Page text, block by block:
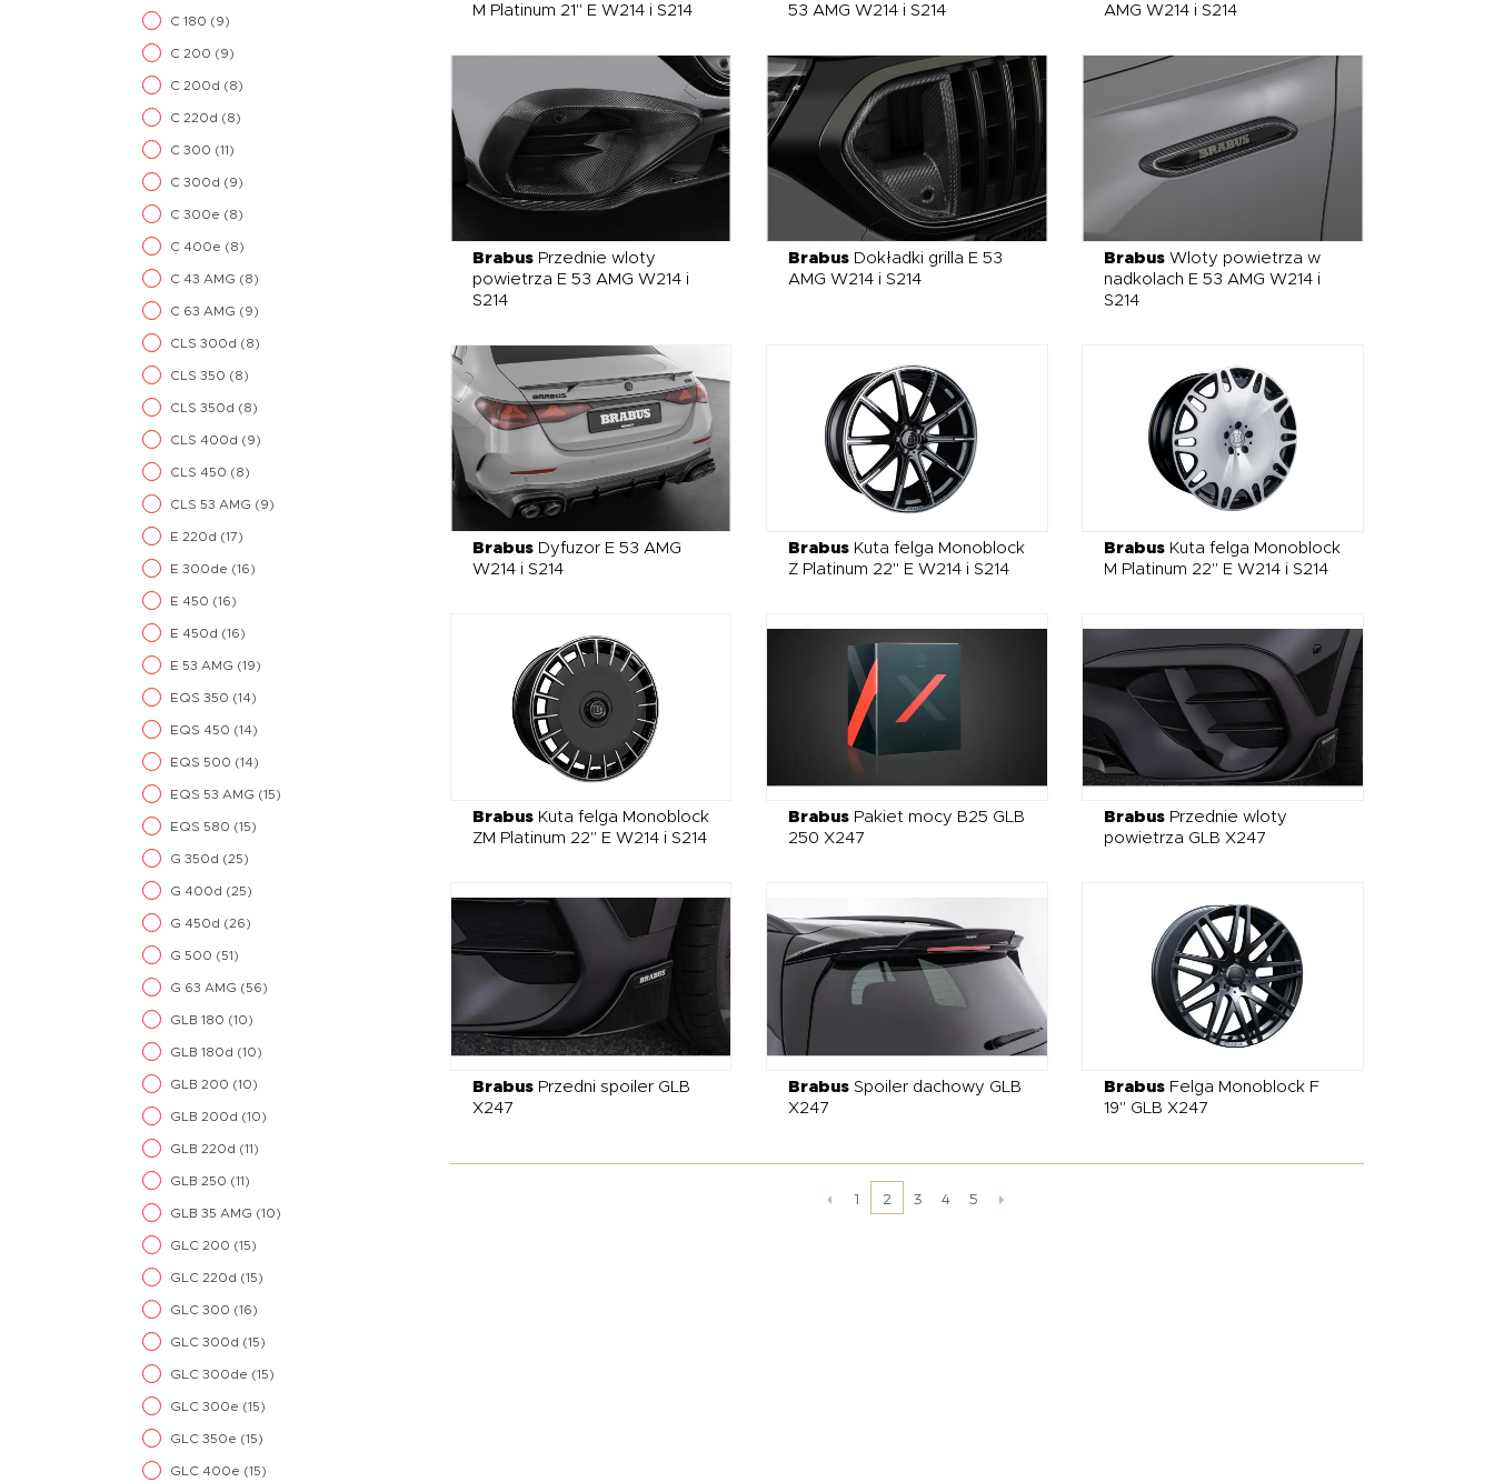
C 180 (9)
C 200 (9)
C 200d (8)
C 220d (8)
C 300 (11)
C 300d (9)
C 300e (8)
C 400e (8)
C 43 AMG (8)
C 63 AMG (9)
CLS 300d (8)
CLS 350 (8)
CLS 350d (8)
CLS 400d (9)
CLS 450 (8)
CLS 53 AMG (9)
E 220d (17)
E 300de (16)
E 450 (16)
E 450d (16)
E 53 AMG (19)
EQS 350 (14)
EQS 450 (14)
EQS 500 (14)
EQS 53 AMG (15)
EQS 580 (15)
G 350d (25)
G 400d (25)
G 450d (26)
G 500 (51)
G 63 AMG (56)
GLB 180 (10)
GLB 180d (10)
GLB 200 (10)
GLB 200d (10)
GLB 220d (11)
GLB 250 (11)
GLB 35 AMG (10)
GLC 200 (15)
GLC 220d (15)
GLC 300 (16)
GLC 300d (15)
GLC 300de (15)
GLC 300e (15)
GLC 350e (15)
GLC 400e (15)
M Platinum 21" E W214 i S214
53 AMG W214 i S214
AMG W214 i S214
BrabusPrzednie wloty
powietrza E 53 AMG W214 i
S214
BrabusDokładki grilla E 53
AMG W214 i S214
Brabus Wloty powietrza w
nadkolach E 53 AMG W214 i
S214
BrabusDyfuzor E 53 AMG
W214 i S214
BrabusKuta felga Monoblock
Z Platinum 22" E W214 i S214
Brabus Kuta felga Monoblock
M Platinum 22" E W214 i S214
BrabusKuta felga Monoblock
ZM Platinum 22" E W214 i S214
BrabusPakiet mocy B25 GLB
250 X247
Brabus Przednie wloty
powietrza GLB X247
BrabusPrzedni spoiler GLB
X247
BrabusSpoiler dachowy GLB
X247
Brabus Felga Monoblock F
19" GLB X247
1 2 3 4 5